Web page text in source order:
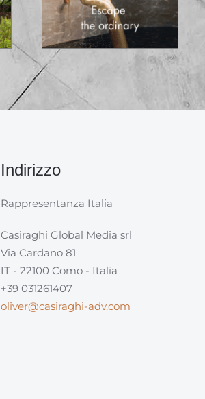
Indirizzo
Rappresentanza Italia
Casiraghi Global Media srl
Via Cardano 81
IT - 22100 Como - Italia
+39 031261407
oliver@casiraghi-adv.com